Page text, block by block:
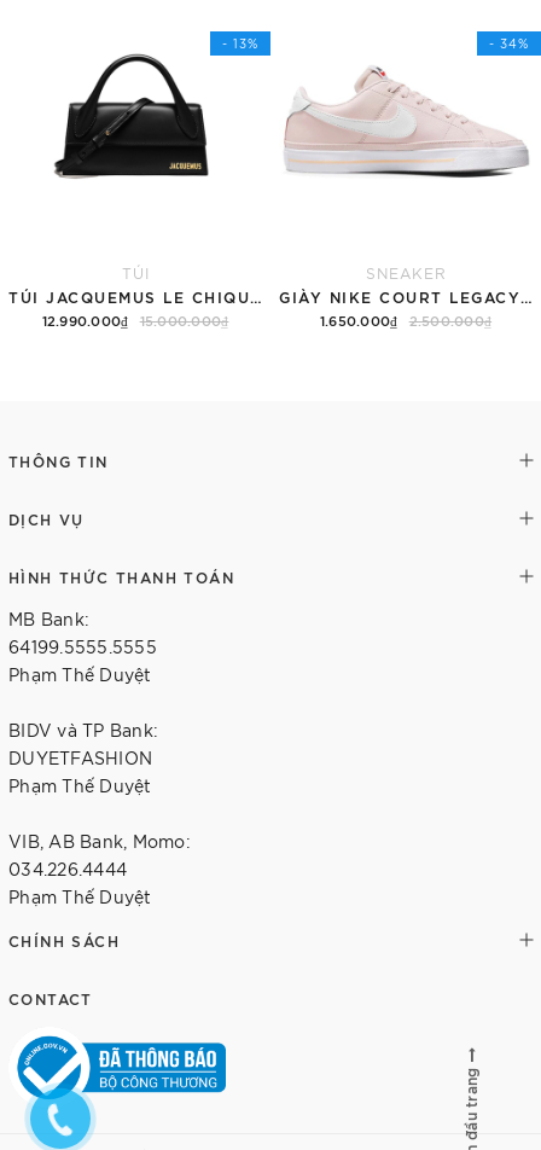
- 13%
TÚI
12.990.000₫ 15.000.000₫
- 34%
SNEAKER
1.650.000₫ 2.500.000₫
THÔNG TIN
DỊCH VỤ
HÌNH THỨC THANH TOÁN
MB Bank:
64199.5555.5555
Phạm Thế Duyệt
BIDV và TP Bank:
DUYETFASHION
Phạm Thế Duyệt
VIB, AB Bank, Momo:
034.226.4444
Phạm Thế Duyệt
CHÍNH SÁCH
CONTACT
Lên đầu trang